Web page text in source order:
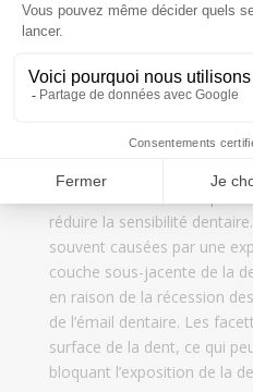
temps. Les patients doivent
facettes en suivant une
qui pourraient endommager
Réduction de
dentaire
Les facettes dentaires
réduire la sensibilité
souvent causées par une
couche sous-jacente de la
en raison de la récession
de l’émail dentaire. Les
surface de la dent, ce qui
bloquant l’exposition de la